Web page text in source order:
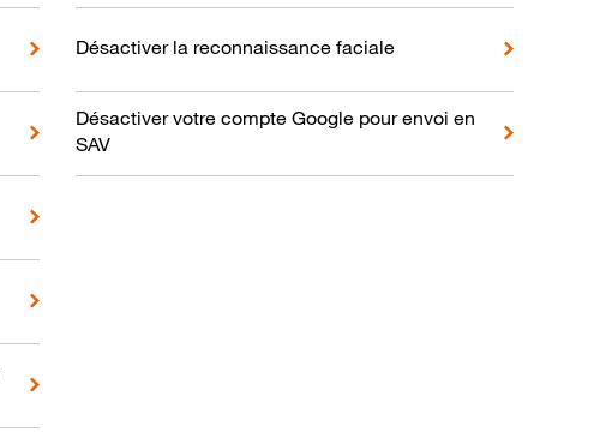
Désactiver la reconnaissance faciale
Désactiver votre compte Google pour envoi en
SAV